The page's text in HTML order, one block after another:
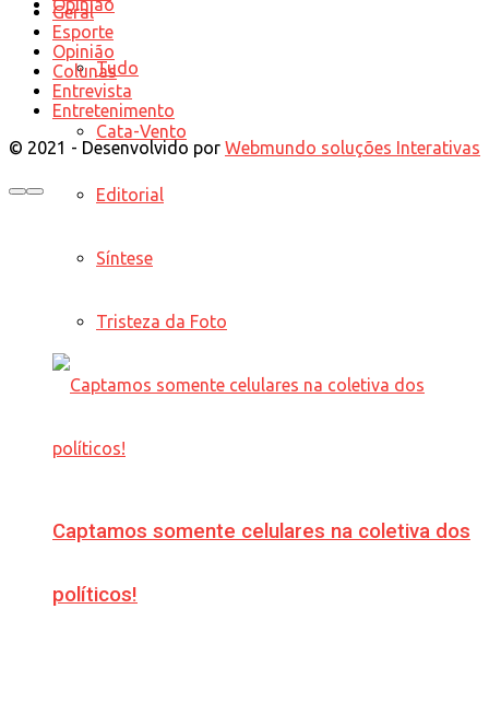
Opinião
Tudo
Cata-Vento
Editorial
Síntese
Tristeza da Foto
Captamos somente celulares na coletiva dos
políticos!
Geral
Esporte
Opinião
Colunas
Entrevista
Entretenimento
© 2021 - Desenvolvido por Webmundo soluções Interativas